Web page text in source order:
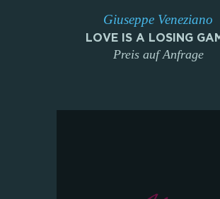
Giuseppe Veneziano
LOVE IS A LOSING
Preis auf Anfrage